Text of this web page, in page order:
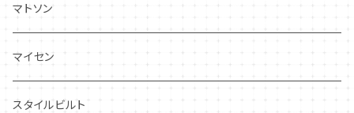
ドレスデンスプレイ
プランタン
グレンミスト
ニーナローサ
FAVORI
CIBON
マトソン
マイセン
スタイルビルト